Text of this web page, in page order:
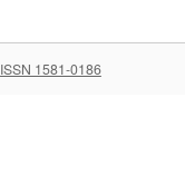
ISSN 1581-0186